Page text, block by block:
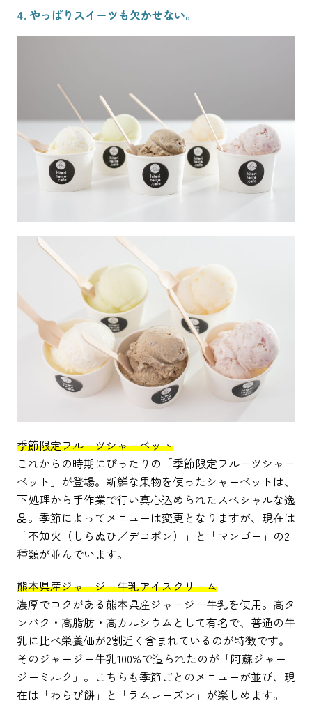
4. やっぱりスイーツも欠かせない。
季節限定フルーツシャーベット
これからの時期にぴったりの「季節限定フルーツシャー
ベット」が登場。新鮮な果物を使ったシャーベットは、
下処理から手作業で行い真心込められたスペシャルな逸
品。季節によってメニューは変更となりますが、現在は
「不知火（しらぬひ／デコポン）」と「マンゴー」の2
種類が並んでいます。
熊本県産ジャージー牛乳アイスクリーム
濃厚でコクがある熊本県産ジャージー牛乳を使用。高タ
ンパク・高脂肪・高カルシウムとして有名で、普通の牛
乳に比べ栄養価が2割近く含まれているのが特徴です。
そのジャージー牛乳100%で造られたのが「阿蘇ジャー
ジーミルク」。こちらも季節ごとのメニューが並び、現
在は「わらび餅」と「ラムレーズン」が楽しめます。